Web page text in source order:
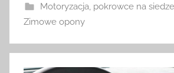
Motoryzacja pokrowce na
Zimowe opony